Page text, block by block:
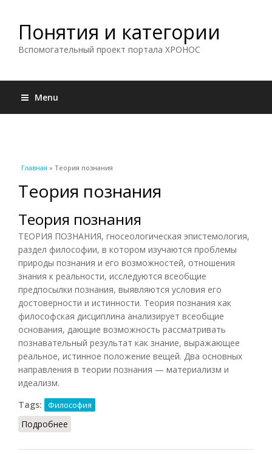
Понятия и категории
Вспомогательный проект портала ХРОНОС
Menu
Вы здесь
Главная » Теория познания
Теория познания
Теория познания
ТЕОРИЯ ПОЗНАНИЯ, гносеологическая эпистемология,
раздел философии, в котором изучаются проблемы
природы познания и его возможностей, отношения
знания к реальности, исследуются всеобщие
предпосылки познания, выявляются условия его
достоверности и истинности. Теория познания как
философская дисциплина анализирует всеобщие
основания, дающие возможность рассматривать
познавательный результат как знание, выражающее
реальное, истинное положение вещей. Два основных
направления в теории познания — материализм и
идеализм.
Tags:
Философия
Подробнее